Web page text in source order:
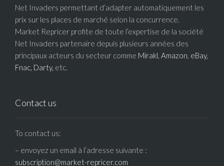
Net Invaders permettant d’adapter automatiquement les
prix sur les places de marché selon la concurrence.
Market Repricer profite de toute l’expertise de la société
Net Invaders partenaire depuis plusieurs années des
principaux acteurs du secteur comme Mirakl Amazon eBay,
Fnac, Darty, etc.
Contact us
To contact us:
– envoyez un email à l’adresse suivante :
subscription@market-repricer.com